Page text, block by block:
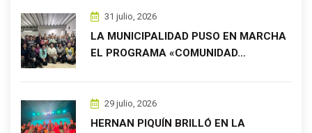
31 julio, 2026
LA MUNICIPALIDAD PUSO EN MARCHA
EL PROGRAMA «COMUNIDAD…
29 julio, 2026
HERNAN PIQUÍN BRILLÓ EN LA